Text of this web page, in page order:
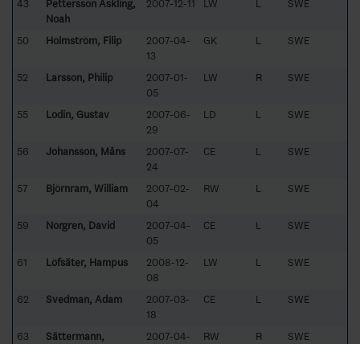
43
Pettersson Askling,
Noah
2007-12-11 LW SWE
50 Holmström, Filip
2007-04-
13
GK L SWE
52 Larsson, Philip
2007-01-
05
LW R SWE
55 Lodin, Gustav
2007-06-
29
LD L SWE
56 Johansson, Måns
2007-07-
24
CE L SWE
57 Björnram, William
2007-02-
04
RW L SWE
59 Norgren, David
2007-04-
05
CE L SWE
61 Löfsäter, Hampus
2008-12-
08
LW L SWE
62 Svedman, Adam
2007-03-
18
CE L SWE
63
Sättermann,
2007-04-
RW R SWE